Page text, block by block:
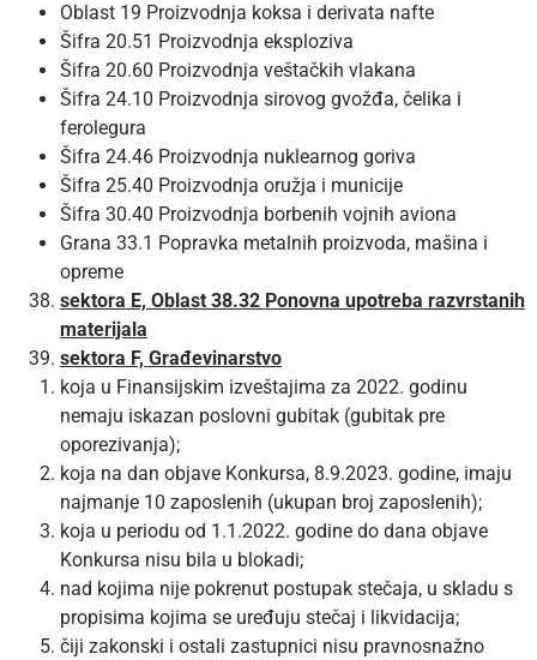
Oblast 19 Proizvodnja koksa i derivata nafte
Šifra 20.51 Proizvodnja eksploziva
Šifra 20.60 Proizvodnja veštačkih vlakana
Šifra 24.10 Proizvodnja sirovog gvožđa, čelika i
ferolegura
Šifra 24.46 Proizvodnja nuklearnog goriva
Šifra 25.40 Proizvodnja oružja i municije
Šifra 30.40 Proizvodnja borbenih vojnih aviona
Grana 33.1 Popravka metalnih proizvoda, mašina i
opreme
sektora E, Oblast 38.32 Ponovna upotreba razvrstanih
materijala
sektora F, Građevinarstvo
koja u Finansijskim izveštajima za 2022. godinu
nemaju iskazan poslovni gubitak (gubitak pre
oporezivanja);
koja na dan objave Konkursa, 8.9.2023. godine, imaju
najmanje 10 zaposlenih (ukupan broj zaposlenih);
koja u periodu od 1.1.2022. godine do dana objave
Konkursa nisu bila u blokadi;
nad kojima nije pokrenut postupak stečaja, u skladu s
propisima kojima se uređuju stečaj i likvidacija;
čiji zakonski i ostali zastupnici nisu pravnosnažno